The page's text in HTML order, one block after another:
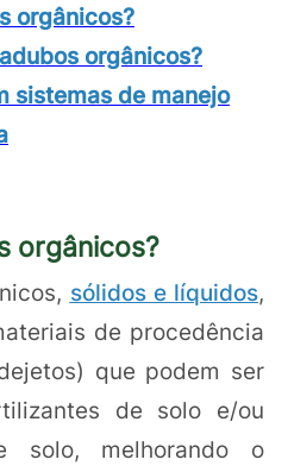
orgânicos?
orgânicos?
sistemas de manejo
orgânicos?
sólidos e líquidos,
de procedência
que podem ser
de solo e/ou
solo, melhorando o